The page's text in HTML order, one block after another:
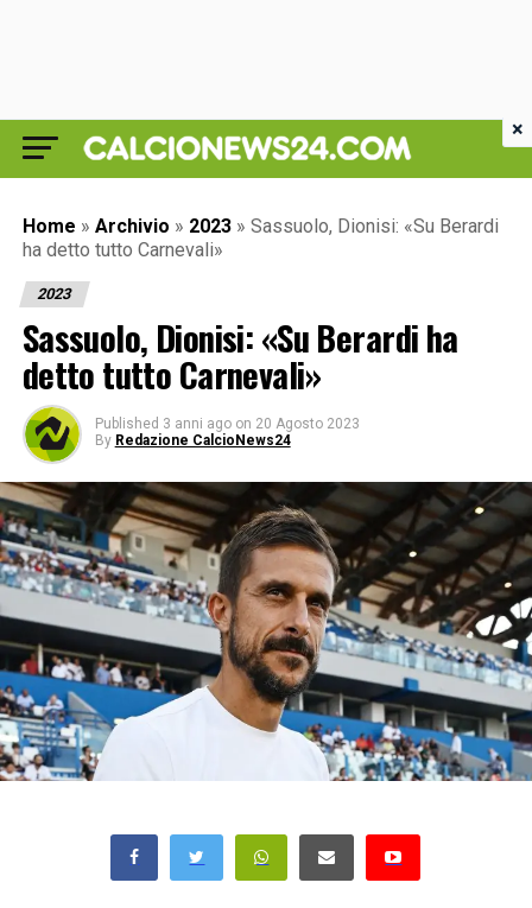
Home » Archivio » 2023 » Sassuolo, Dionisi: «Su Berardi
ha detto tutto Carnevali»
2023
Sassuolo, Dionisi: «Su Berardi ha
detto tutto Carnevali»
Published 3 anni ago on 20 Agosto 2023
By Redazione CalcioNews24
×